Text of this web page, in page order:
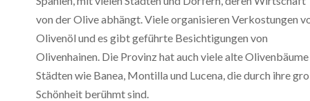
von der Olive abhängt. Viele organisieren Verkostungen
Olivenöl und es gibt geführte Besichtigungen von
Olivenhainen. Die Provinz hat auch viele alte
Städten wie Banea, Montilla und Lucena, die durch ihre
Schönheit berühmt sind.